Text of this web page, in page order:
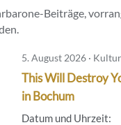
Beiträge,
5. August 2026 · Kultur
This Will Destroy
in Bochum
Datum und Uhrzeit: